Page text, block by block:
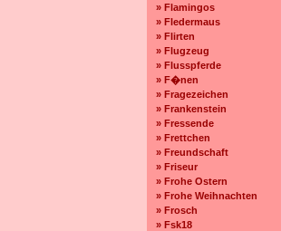
» Flamingos
» Fledermaus
» Flirten
» Flugzeug
» Flusspferde
» F�nen
» Fragezeichen
» Frankenstein
» Fressende
» Frettchen
» Freundschaft
» Friseur
» Frohe Ostern
» Frohe Weihnachten
» Frosch
» Fsk18